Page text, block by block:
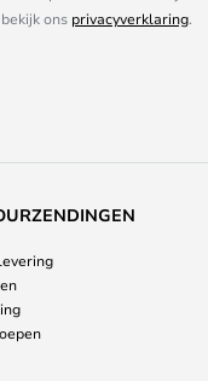
ons privacyverklaring.